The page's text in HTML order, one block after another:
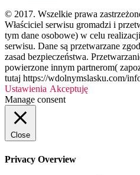
© 2017. Wszelkie prawa
Właściciel serwisu gromadzi i
tym dane osobowe) w celu
serwisu. Dane są przetwarzane
zasad bezpieczeństwa.
powierzone innym partnerom(
tutaj https://wdolnymslasku.com/
Ustawienia Akceptuję
Manage consent
Close
Privacy Overview